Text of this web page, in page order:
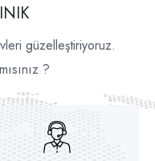
güzelleştiriyoruz.
?